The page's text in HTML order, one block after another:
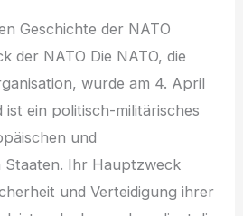
Geschichte der NATO
der NATO Die NATO, die
wurde am 4. April
ein politisch-militärisches
und
Staaten. Ihr Hauptzweck
und Verteidigung ihrer